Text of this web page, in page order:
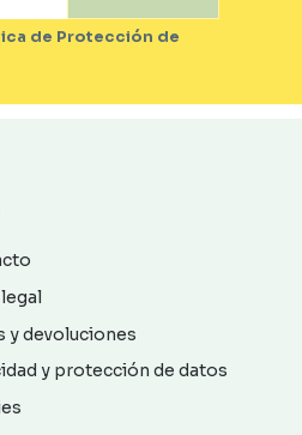
de Protección de
y devoluciones
y protección de datos